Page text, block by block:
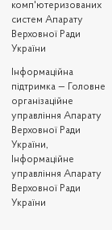
комп'ютеризованих
систем Апарату
Верховної Ради
України
Iнформаційна
підтримка — Головне
організаційне
управління Апарату
Верховної Ради
України,
Інформаційне
управління Апарату
Верховної Ради
України